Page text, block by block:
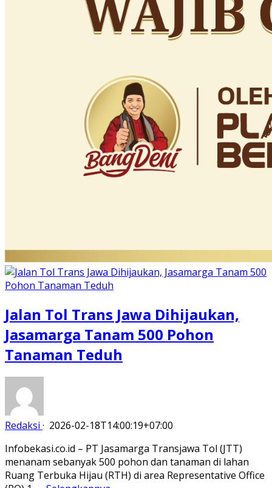
Jalan Tol Trans Jawa Dihijaukan,
Jasamarga Tanam 500 Pohon
Tanaman Teduh
Redaksi · 2026-02-18T14:00:19+07:00
Infobekasi.co.id – PT Jasamarga Transjawa Tol (JTT)
menanam sebanyak 500 pohon dan tanaman di lahan
Ruang Terbuka Hijau (RTH) di area Representative Office